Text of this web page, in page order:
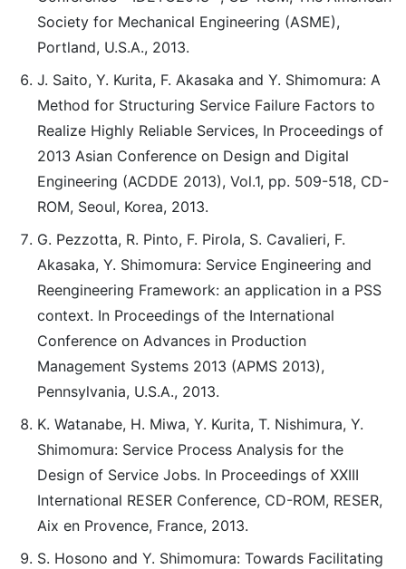
Society for Mechanical Engineering (ASME),
Portland, U.S.A., 2013.
J. Saito, Y. Kurita, F. Akasaka and Y. Shimomura: A
Method for Structuring Service Failure Factors to
Realize Highly Reliable Services, In Proceedings of
2013 Asian Conference on Design and Digital
Engineering (ACDDE 2013), Vol.1, pp. 509-518, CD-
ROM, Seoul, Korea, 2013.
G. Pezzotta, R. Pinto, F. Pirola, S. Cavalieri, F.
Akasaka, Y. Shimomura: Service Engineering and
Reengineering Framework: an application in a PSS
context. In Proceedings of the International
Conference on Advances in Production
Management Systems 2013 (APMS 2013),
Pennsylvania, U.S.A., 2013.
K. Watanabe, H. Miwa, Y. Kurita, T. Nishimura, Y.
Shimomura: Service Process Analysis for the
Design of Service Jobs. In Proceedings of XXIII
International RESER Conference, CD-ROM, RESER,
Aix en Provence, France, 2013.
S. Hosono and Y. Shimomura: Towards Facilitating